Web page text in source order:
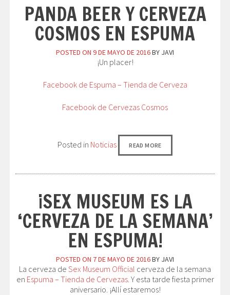
PANDA BEER Y CERVEZA
COSMOS EN ESPUMA
POSTED ON 9 DE MAYO DE 2016BY JAVI
¡Un placer!
Facebook de Espuma – Tienda de Cerveza
Facebook de Cervezas Cosmos
Posted in Noticias READ MORE
¡SEX MUSEUM ES LA
‘CERVEZA DE LA SEMANA’
EN ESPUMA!
POSTED ON 7 DE MAYO DE 2016BY JAVI
La cerveza de Sex Museum Official cerveza de la semana
en Espuma – Tienda de Cervezas. Y esta tarde fiesta primer
aniversario. ¡Allí estaremos!